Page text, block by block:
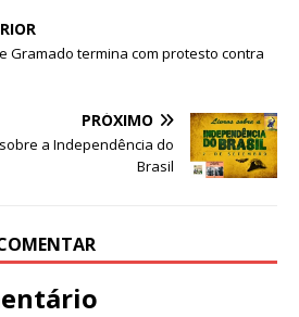
Gramado termina com protesto contra
PRÓXIMO
a Independência do
Brasil